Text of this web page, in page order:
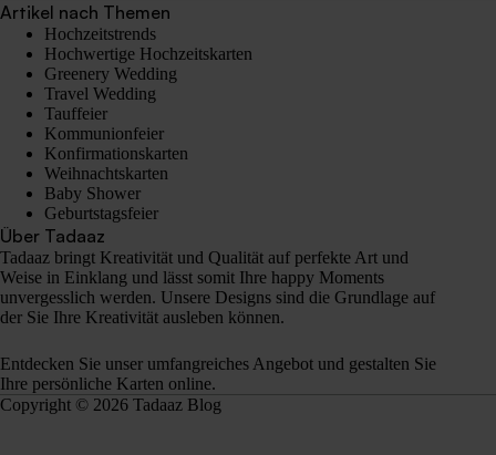
Artikel nach Themen
Hochzeitstrends
Hochwertige Hochzeitskarten
Greenery Wedding
Travel Wedding
Tauffeier
Kommunionfeier
Konfirmationskarten
Weihnachtskarten
Baby Shower
Geburtstagsfeier
Über Tadaaz
Tadaaz bringt Kreativität und Qualität auf perfekte Art und
Weise in Einklang und lässt somit Ihre happy Moments
unvergesslich werden. Unsere Designs sind die Grundlage auf
der Sie Ihre Kreativität ausleben können.
Entdecken Sie unser umfangreiches Angebot und gestalten Sie
Ihre persönliche Karten online.
Copyright © 2026 Tadaaz Blog